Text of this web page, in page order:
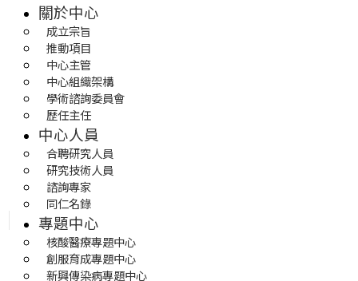
關於中心
成立宗旨
推動項目
中心主管
中心組織架構
學術諮詢委員會
歷任主任
中心人員
合聘研究人員
研究技術人員
諮詢專家
同仁名錄
專題中心
核酸醫療專題中心
創服育成專題中心
新興傳染病專題中心